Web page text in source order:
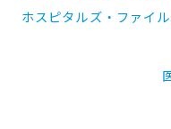
ホスピタルズ・ファイル